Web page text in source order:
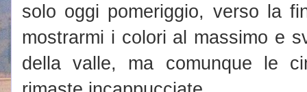
solo oggi pomeriggio, verso la
mostrarmi i colori al massimo e
della valle, ma comunque le